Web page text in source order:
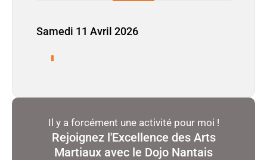
Samedi 11 Avril 2026
Rejoignez l'Excellence des Arts
Martiaux avec le Dojo Nantais
Il y a forcément une activité pour moi !